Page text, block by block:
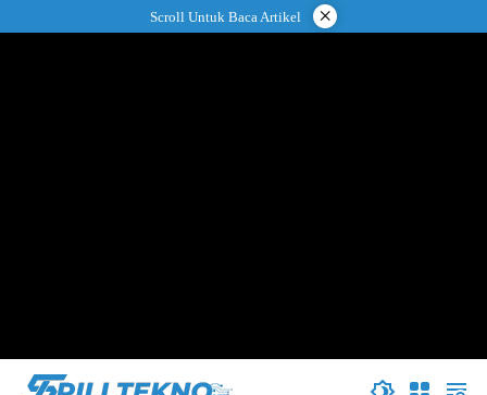
ke
Scroll Untuk Baca Artikel ×